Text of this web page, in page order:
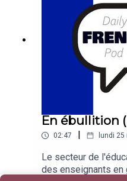
En ébullition
02:47 | lundi
Le secteur de
des enseignants en